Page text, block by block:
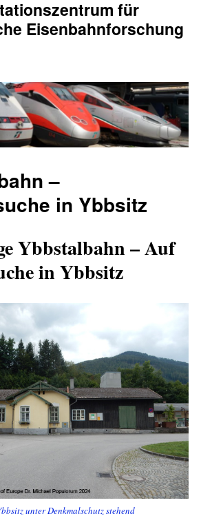
für
Eisenbahnforschung
–
in Ybbsitz
Ybbstalbahn – Auf
in Ybbsitz
unter Denkmalschutz stehend